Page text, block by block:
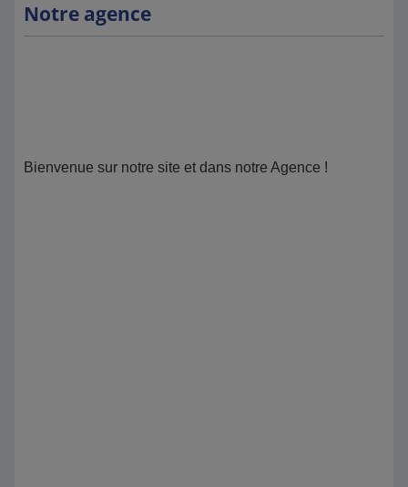
Notre agence
Bienvenue sur notre site et dans notre Agence !